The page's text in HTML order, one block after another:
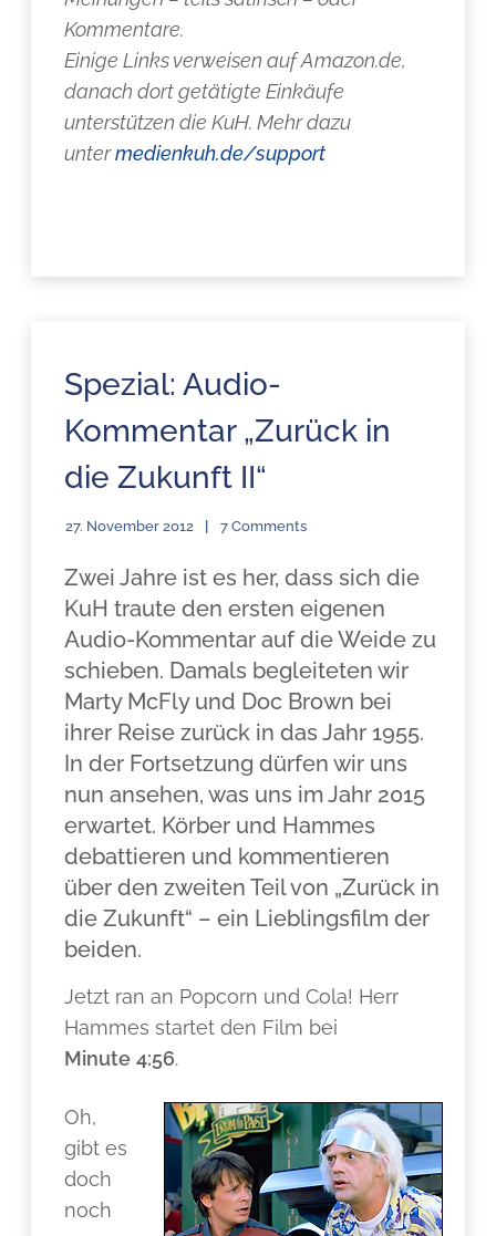
Kommentare.
Einige Links verweisen auf Amazon.de,
danach dort getätigte Einkäufe
unterstützen die KuH. Mehr dazu
untermedienkuh.de/support
Spezial: Audio-
Kommentar „Zurück in
die Zukunft II“
27. November 2012 7 Comments
Zwei Jahre ist es her, dass sich die
KuH traute den ersten eigenen
Audio-Kommentar auf die Weide zu
schieben. Damals begleiteten wir
Marty McFly und Doc Brown bei
ihrer Reise zurück in das Jahr 1955.
In der Fortsetzung dürfen wir uns
nun ansehen, was uns im Jahr 2015
erwartet. Körber und Hammes
debattieren und kommentieren
über den zweiten Teil von „Zurück in
die Zukunft“ – ein Lieblingsfilm der
beiden.
Jetzt ran an Popcorn und Cola! Herr
Hammes startet den Film bei
Minute 4:56.
Oh,
gibt es
doch
noch